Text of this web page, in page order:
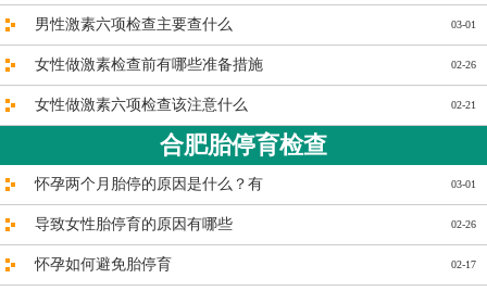
03-01
男性激素六项检查主要查什么
02-26
女性做激素检查前有哪些准备措施
02-21
女性做激素六项检查该注意什么
合肥胎停育检查
03-01
怀孕两个月胎停的原因是什么？有
02-26
导致女性胎停育的原因有哪些
02-17
怀孕如何避免胎停育